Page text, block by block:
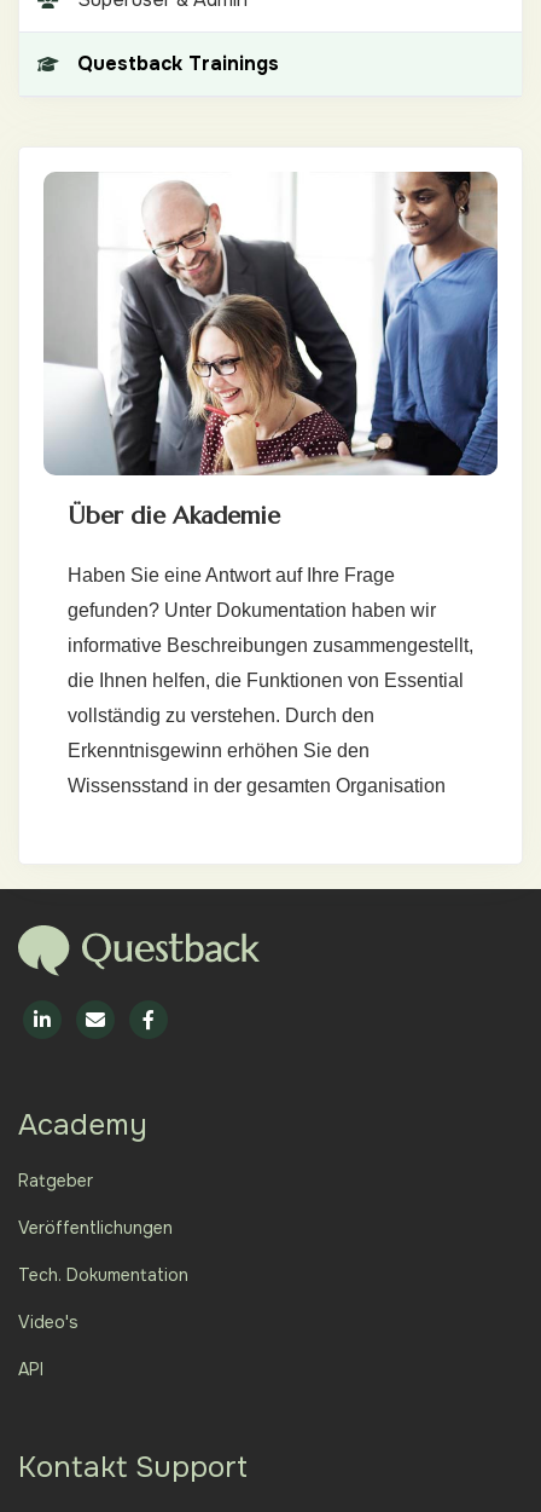
Questback Trainings
Über die Akademie
Haben Sie eine Antwort auf Ihre Frage
gefunden? Unter Dokumentation haben wir
informative Beschreibungen zusammengestellt,
die Ihnen helfen, die Funktionen von Essential
vollständig zu verstehen. Durch den
Erkenntnisgewinn erhöhen Sie den
Wissensstand in der gesamten Organisation
Academy
Ratgeber
Veröffentlichungen
Tech. Dokumentation
Video's
API
Kontakt Support